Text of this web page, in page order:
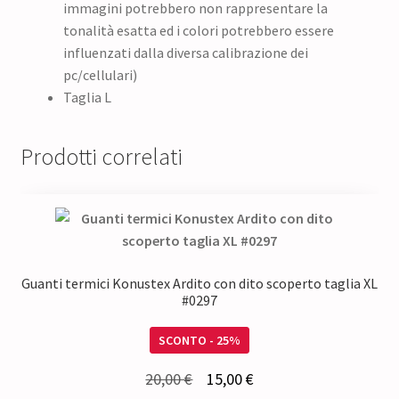
immagini potrebbero non rappresentare la
tonalità esatta ed i colori potrebbero essere
influenzati dalla diversa calibrazione dei
pc/cellulari)
Taglia L
Prodotti correlati
Guanti termici Konustex Ardito con dito scoperto taglia XL
#0297
SCONTO - 25%
20,00€ 15,00€Il